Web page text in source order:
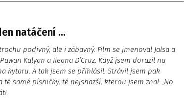
natáčení …
podivný, ale i zábavný. Film se jmenoval Jalsa a
Kalyan a Ileana D’Cruz. Když jsem dorazil na
kytaru. A tak jsem se přihlásil. Strávil jsem pak
samé písničky, té nejsnazší, kterou jsem znal: ‚No